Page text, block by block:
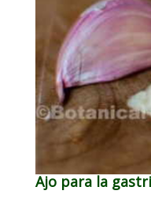
Ajo para la